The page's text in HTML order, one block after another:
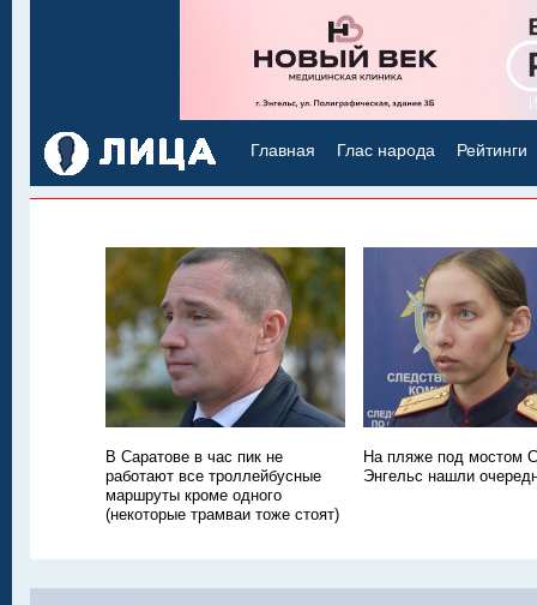
Главная Глас народа Рейтинги
В Саратове в час пик не
работают все троллейбусные
маршруты кроме одного
(некоторые трамваи тоже стоят)
На пляже под мостом
Энгельс нашли